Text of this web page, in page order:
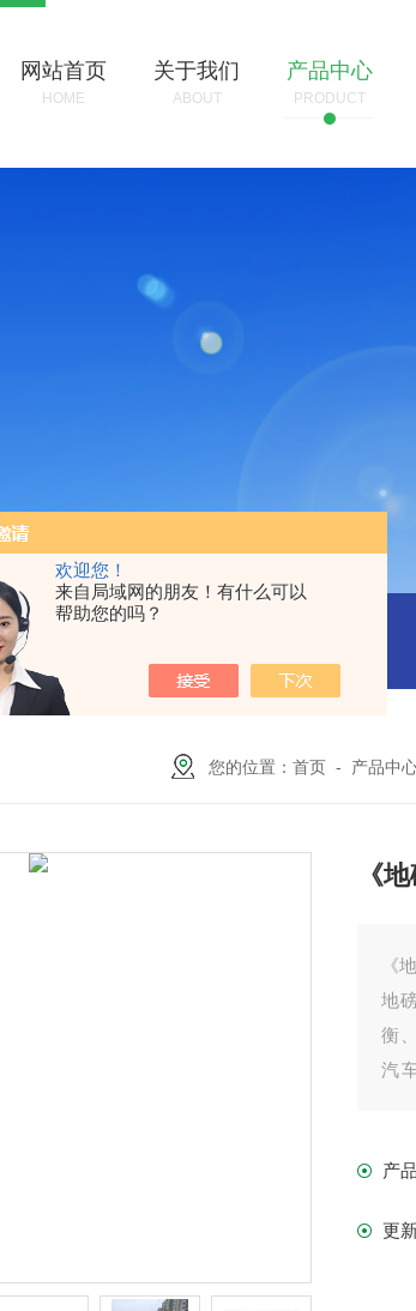
欢迎您！
来自局域网的朋友！有什么可以
帮助您的吗？
网站首页
HOME
关于我们
ABOUT
产品中心
PRODUCT
SCS-18米120吨温岭装一台16米100吨地磅多少
您的位置：首页 - 产品中
《
《
地
衡
汽
产
更